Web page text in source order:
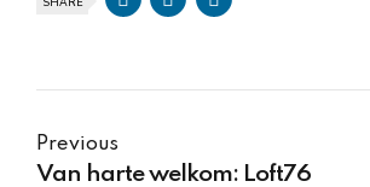
Previous
Van harte welkom: Loft76